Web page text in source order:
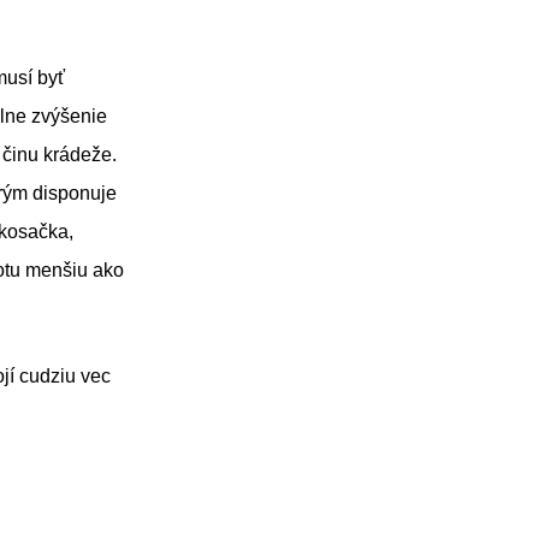
byť
zvýšenie
krádeže.
disponuje
menšiu ako
cudziu vec